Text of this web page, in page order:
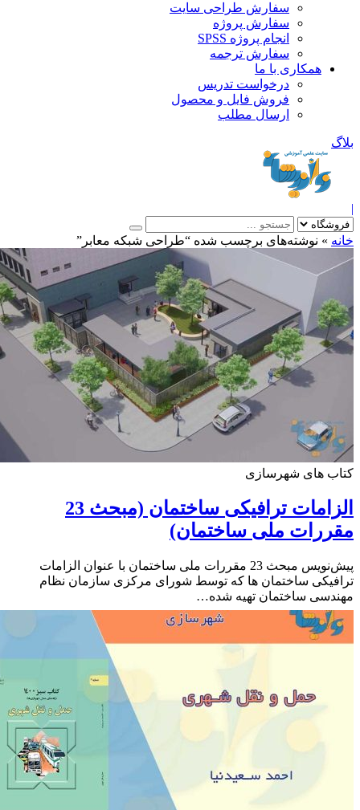
سفارش طراحی سایت
سفارش پروژه
انجام پروژه SPSS
سفارش ترجمه
همکاری با ما
درخواست تدریس
فروش فایل و محصول
ارسال مطلب
»نوشته‌های برچسب شده “طراحی شبکه معابر”
های شهرسازی
الزامات ترافیکی ساختمان (مبحث 23
ملی ساختمان)
پیش‌نویس مبحث 23 مقررات ملی ساختمان با عنوان الزامات
ساختمان ها که توسط شورای مرکزی سازمان نظام
ساختمان تهیه شده…